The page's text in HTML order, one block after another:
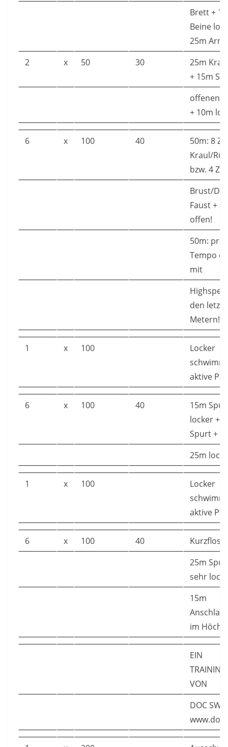
Brett +
Beine
25m
2
x 50 30
25m
+ 15m
offenen
+ 10m
6 x 100 40
50m: 8
Kraul/
bzw. 4
Brust/
Faust +
offen!
50m:
Tempo
mit
den
Metern!
1 x 100
Locker
aktive
6 x 100 40
15m
locker +
Spurt +
25m
1 x 100
Locker
aktive
6 x 100 40
25m
sehr
15m
im
EIN
VON
DOC